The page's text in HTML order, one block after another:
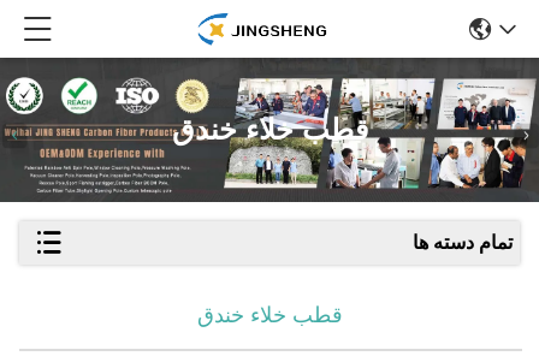
قطب خلاء خندق
تمام دسته ها
قطب خلاء خندق